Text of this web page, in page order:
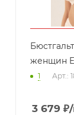
женщин
1 Арт.:
3 679 ₽